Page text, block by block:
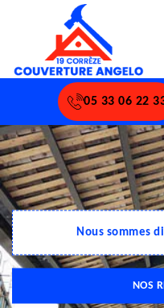
05 33 06 22
Nous sommes
NOS